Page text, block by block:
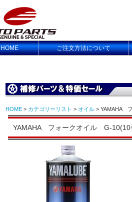
HOME ご注文方法について
HOME > カテゴリーリスト > オイル > YAMAHA
YAMAHA フォークオイル G-10(10